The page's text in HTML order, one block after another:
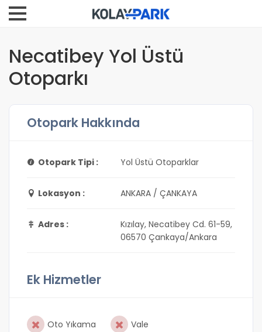
Necatibey Yol Üstü
Otoparkı
Otopark Hakkında
Otopark Tipi : Yol Üstü Otoparklar
Lokasyon : ANKARA / ÇANKAYA
Adres :
Kızılay, Necatibey Cd. 61-59,
06570 Çankaya/Ankara
Ek Hizmetler
Oto Yıkama Vale